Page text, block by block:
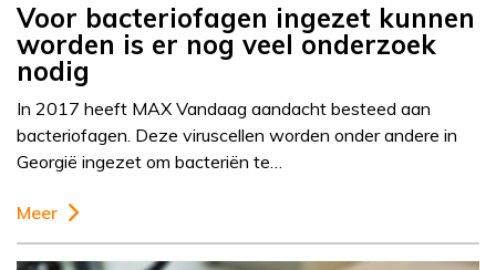
Voor bacteriofagen ingezet kunnen
worden is er nog veel onderzoek
nodig
In 2017 heeft MAX Vandaag aandacht besteed aan
bacteriofagen. Deze viruscellen worden onder andere in
Georgië ingezet om bacteriën te…
Meer